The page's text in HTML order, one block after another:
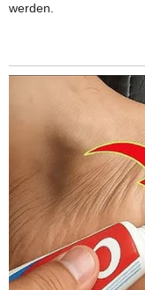
werden.